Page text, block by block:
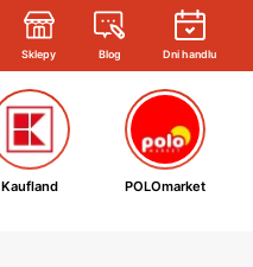
Sklepy Blog Dni handlu
Kaufland POLOmarket